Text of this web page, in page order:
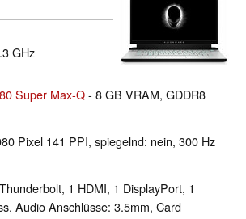
GHz
Super Max-Q- 8 GB VRAM, GDDR8
Pixel 141 PPI, spiegelnd: nein, 300 Hz
1 HDMI, 1 DisplayPort, 1
Audio Anschlüsse: 3.5mm, Card